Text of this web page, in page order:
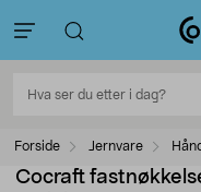
Forside Jernvare
Cocraft